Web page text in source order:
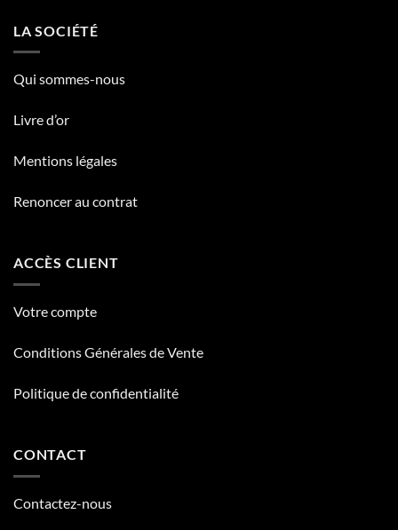
LA SOCIÉTÉ
Qui sommes-nous
Livre d’or
Mentions légales
Renoncer au contrat
ACCÈS CLIENT
Votre compte
Conditions Générales de Vente
Politique de confidentialité
CONTACT
Contactez-nous